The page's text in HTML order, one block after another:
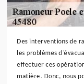
Des interventions de
les problèmes
effectuer ces
matière. Donc, nous